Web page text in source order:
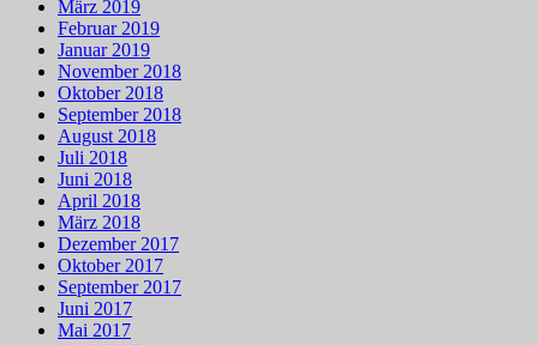
März 2019
Februar 2019
Januar 2019
November 2018
Oktober 2018
September 2018
August 2018
Juli 2018
Juni 2018
April 2018
März 2018
Dezember 2017
Oktober 2017
September 2017
Juni 2017
Mai 2017